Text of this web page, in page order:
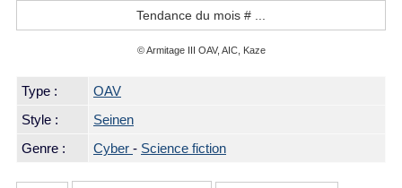
Tendance du mois #
© Armitage III OAV, AIC, Kaze
Type :
OAV
Style :
Seinen
Genre :
Cyber - Science fiction